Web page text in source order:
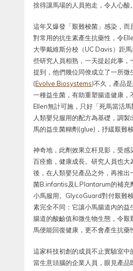
捨得讓馬場的人員抱走，令人心酸。
這年又爆發「艱難梭菌」感染，而
對常用的抗生素產生抗藥性，令
大學戴維斯分校（UC Davis）距
些研究人員相熟，一天提起此事，
提到，他們幾位同僚成立了一所微
(Evolve Biosystems)不久，產品
一種益生菌，有助重塑腸道健康，
Ellen無計可施，只好「死馬當活
人類嬰兒服用的配方為基礎，調
馬的益生菌糊劑(glue)，抒緩艱難梭
神奇地，此劑效果立杆見影，受感
百痊癒，健康成長。研究人員也大
後，在人類嬰兒產品之外，再推出
菌B.infantis及L.Plantarum的補充
小馬服用。GlycoGuard對付艱難
素完全不同：它讓小馬腸道內的益
腸道的酸䶨值和微生物生態，令艱
馬便能回復健康，更不會產生抗藥
這家科技初創的成員不止實驗室中
當生意頭腦的企業人員，眼見產品